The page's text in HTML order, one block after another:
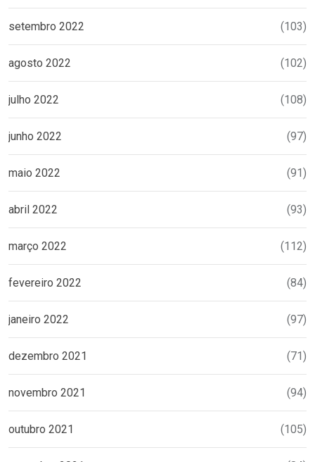
setembro 2022 (103)
agosto 2022 (102)
julho 2022 (108)
junho 2022 (97)
maio 2022 (91)
abril 2022 (93)
março 2022 (112)
fevereiro 2022 (84)
janeiro 2022 (97)
dezembro 2021 (71)
novembro 2021 (94)
outubro 2021 (105)